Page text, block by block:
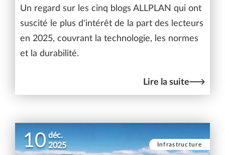
Un regard sur les cinq blogs ALLPLAN qui ont
suscité le plus d'intérêt de la part des lecteurs
en 2025, couvrant la technologie, les normes
et la durabilité.
Lire la suite
10 déc.
2025
Infrastructure